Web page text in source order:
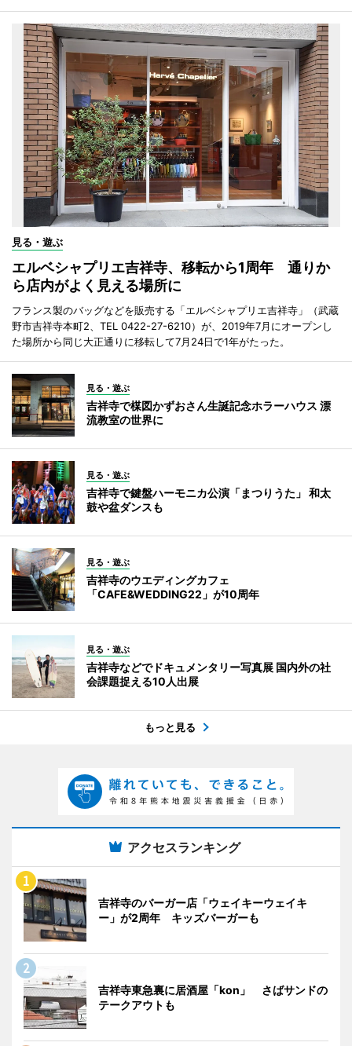
見る・遊ぶ
エルベシャプリエ吉祥寺、移転から1周年 通りか
ら店内がよく見える場所に
フランス製のバッグなどを販売する「エルベシャプリエ吉祥寺」（武蔵
野市吉祥寺本町2、TEL 0422-27-6210）が、2019年7月にオープンし
た場所から同じ大正通りに移転して7月24日で1年がたった。
見る・遊ぶ
吉祥寺で楳図かずおさん生誕記念ホラーハウス 漂
流教室の世界に
見る・遊ぶ
吉祥寺で鍵盤ハーモニカ公演「まつりうた」 和太
鼓や盆ダンスも
見る・遊ぶ
吉祥寺のウエディングカフェ
「CAFE&WEDDING22」が10周年
見る・遊ぶ
吉祥寺などでドキュメンタリー写真展 国内外の社
会課題捉える10人出展
もっと見る
アクセスランキング
吉祥寺のバーガー店「ウェイキーウェイキ
ー」が2周年 キッズバーガーも
吉祥寺東急裏に居酒屋「kon」 さばサンドの
テークアウトも